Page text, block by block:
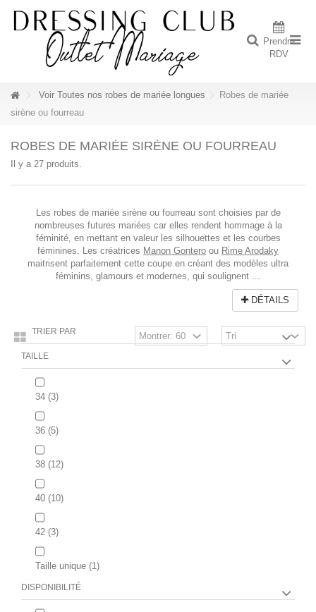
Prendre
RDV
Voir Toutes nos robes de mariée longues
Robes de mariée
sirène ou fourreau
ROBES DE MARIÉE SIRÈNE OU FOURREAU
Il y a 27 produits.
Les robes de mariée sirène ou fourreau sont choisies par de
nombreuses futures mariées car elles rendent hommage à la
féminité, en mettant en valeur les silhouettes et les courbes
féminines. Les créatrices Manon Gontero ou Rime Arodaky
maitrisent parfaitement cette coupe en créant des modèles ultra
féminins, glamours et modernes, qui soulignent ...
DÉTAILS
TRIER PAR
TAILLE
34 (3)
36 (5)
38 (12)
40 (10)
42 (3)
Taille unique (1)
DISPONIBILITÉ